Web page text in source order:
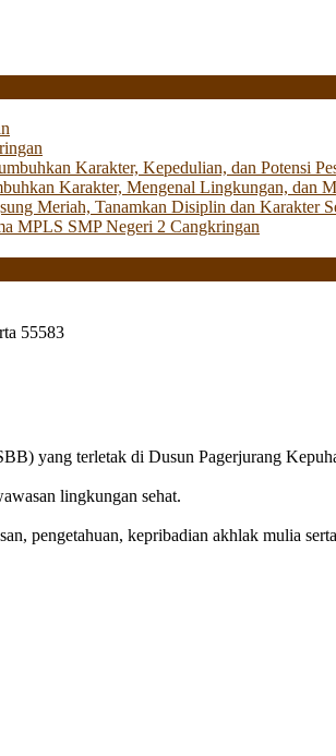
Karakter, Kepedulian, dan Potensi
Karakter, Mengenal Lingkungan, dan
Meriah, Tanamkan Disiplin dan Karakter
MPLS SMP Negeri 2 Cangkringan
55583
yang terletak di Dusun Pagerjurang
lingkungan sehat.
pengetahuan, kepribadian akhlak mulia